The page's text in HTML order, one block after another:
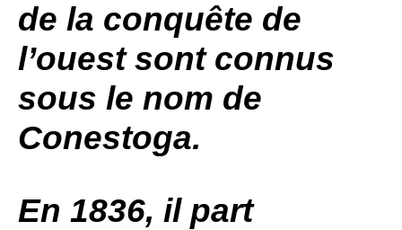
de la conquête de
l’ouest sont connus
sous le nom de
Conestoga.
En 1836, il part